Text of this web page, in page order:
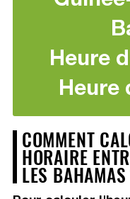
Heure
Heure
COMMENT
HORAIRE
LES